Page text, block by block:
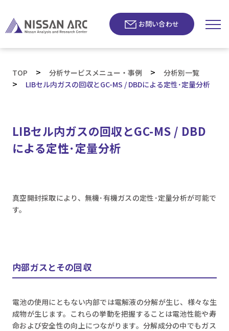
お問い合わせ
TOP > 分析サービスメニュー・事例 > 分析別一覧
> LIBセル内ガスの回収とGC-MS / DBDによる定性･定量分析
LIBセル内ガスの回収とGC-MS / DBD
による定性･定量分析
真空開封採取により、無機･有機ガスの定性･定量分析が可能で
す。
内部ガスとその回収
電池の使用にともない内部では電解液の分解が生じ、様々な生
成物が生じます。これらの挙動を把握することは電池性能や寿
命および安全性の向上につながります。分解成分の中でもガス